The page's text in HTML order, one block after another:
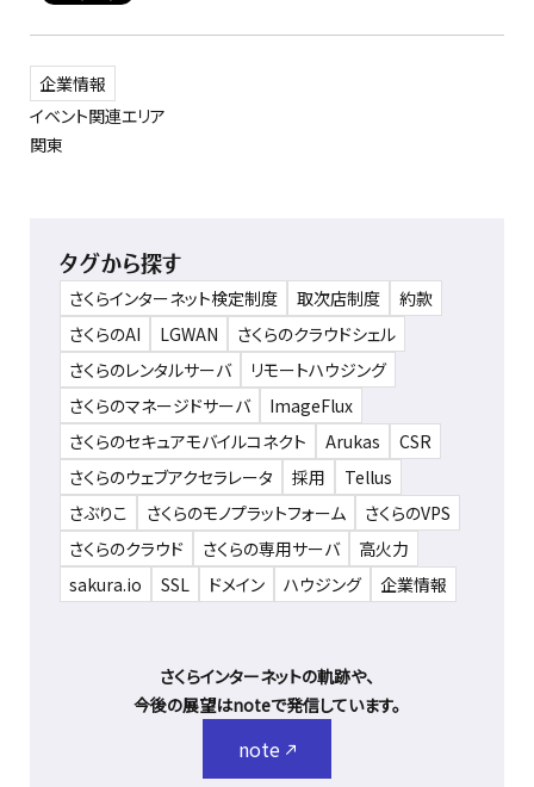
企業情報
イベント関連エリア
関東
タグから探す
さくらインターネット検定制度 取次店制度
約款
さくらのAI
LGWAN
さくらのクラウドシェル
さくらのレンタルサーバ
リモートハウジング
さくらのマネージドサーバ
ImageFlux
さくらのセキュアモバイルコネクト
Arukas
CSR
さくらのウェブアクセラレータ
採用
Tellus
さぶりこ
さくらのモノプラットフォーム
さくらのVPS
さくらのクラウド
さくらの専用サーバ
高火力
sakura.io
SSL ドメイン ハウジング 企業情報
さくらインターネットの軌跡や、
今後の展望はnoteで発信しています。
note